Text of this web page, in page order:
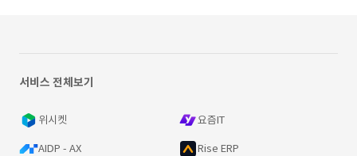
서비스 전체보기
위시켓 요즘IT
AIDP - AX Rise ERP